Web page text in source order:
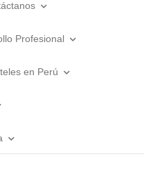
Profesional
en Perú